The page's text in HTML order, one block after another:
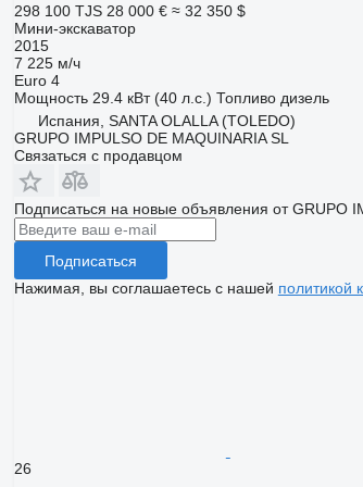
298 100 TJS 28 000 € ≈ 32 350 $
Мини-экскаватор
2015
7 225 м/ч
Euro 4
Мощность 29.4 кВт (40 л.с.) Топливо дизель
Испания, SANTA OLALLA (TOLEDO)
GRUPO IMPULSO DE MAQUINARIA SL
Связаться с продавцом
Подписаться на новые объявления от GRUPO
Подписаться
Нажимая, вы соглашаетесь с нашей политикой
26